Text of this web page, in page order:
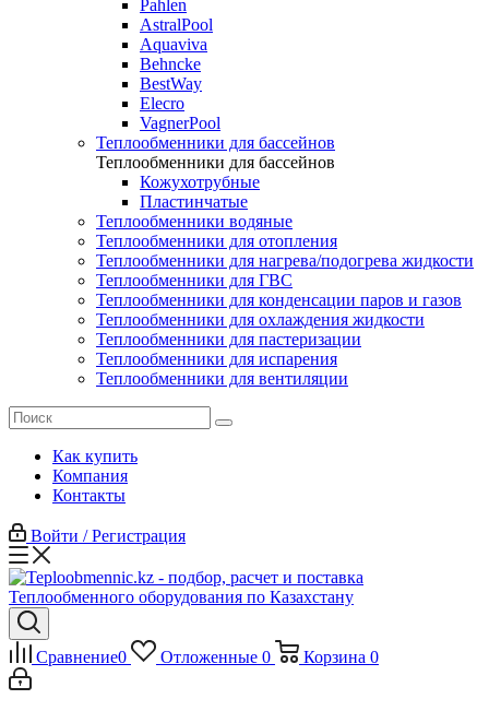
Pahlen
AstralPool
Aquaviva
Behncke
BestWay
Elecro
VagnerPool
Теплообменники для бассейнов
Теплообменники для бассейнов
Кожухотрубные
Пластинчатые
Теплообменники водяные
Теплообменники для отопления
Теплообменники для нагрева/подогрева жидкости
Теплообменники для ГВС
Теплообменники для конденсации паров и газов
Теплообменники для охлаждения жидкости
Теплообменники для пастеризации
Теплообменники для испарения
Теплообменники для вентиляции
Как купить
Компания
Контакты
Войти / Регистрация
Сравнение0 Отложенные 0 Корзина 0